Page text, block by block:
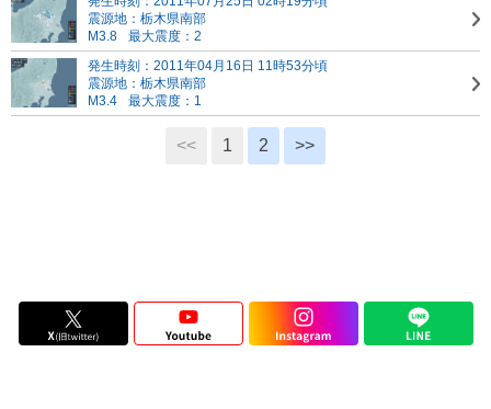
震源地：栃木県南部
M3.8
最大震度：2
発生時刻：2011年04月16日 11時53分頃
震源地：栃木県南部
M3.4
最大震度：1
<< 1 2 >>